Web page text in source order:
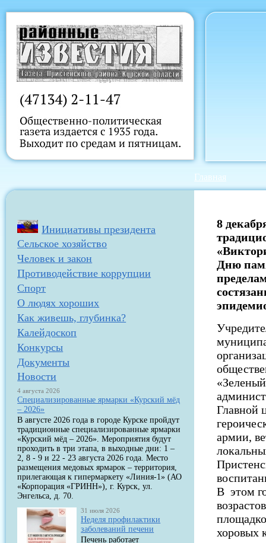
Главная
Инициативы президента
Сельское хозяйство
Человек и закон
Противодействие коррупции
Спорт
О людях хороших
Как живешь, глубинка?
Калейдоскоп
Конкурсы
Документы
Новости
4 августа 2026
Специализированные ярмарки «Курский мёд
– 2026»
В августе 2026 года в городе Курске пройдут
традиционные специализированные ярмарки
«Курский мёд – 2026». Мероприятия будут
проходить в три этапа, в выходные дни: 1 –
2, 8 - 9 и 22 - 23 августа 2026 года. Место
размещения медовых ярмарок – территория,
прилегающая к гипермаркету «Линия-1» (АО
«Корпорация «ГРИНН»), г. Курск, ул.
Энгельса, д. 70.
31 июля 2026
Неделя профилактики
заболеваний печени
Печень работает
8
Дню
Главной
армии,
В этом
хоровых